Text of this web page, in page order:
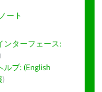
ート
ンターフェース:
)
ルプ: (English
)